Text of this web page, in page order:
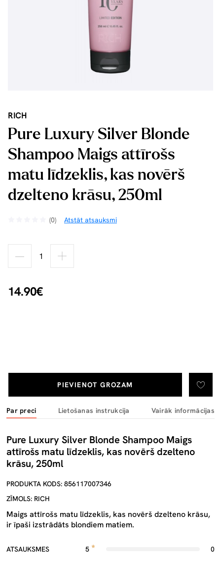
RICH
Pure Luxury Silver Blonde
Shampoo Maigs attīrošs
matu līdzeklis, kas novērš
dzelteno krāsu, 250ml
(0) Atstāt atsauksmi
14.90€
PIEVIENOT GROZAM
Par preci Lietošanas instrukcija Vairāk informācijas
Pure Luxury Silver Blonde Shampoo Maigs
attīrošs matu līdzeklis, kas novērš dzelteno
krāsu, 250ml
PRODUKTA KODS: 856117007346
ZĪMOLS: RICH
Maigs attīrošs matu līdzeklis, kas novērš dzelteno krāsu,
ir īpaši izstrādāts blondiem matiem.
ATSAUKSMES 5
0